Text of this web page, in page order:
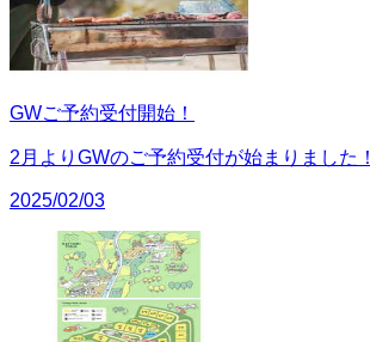
GWご予約受付開始！
2月よりGWのご予約受付が始まりました！
2025/02/03